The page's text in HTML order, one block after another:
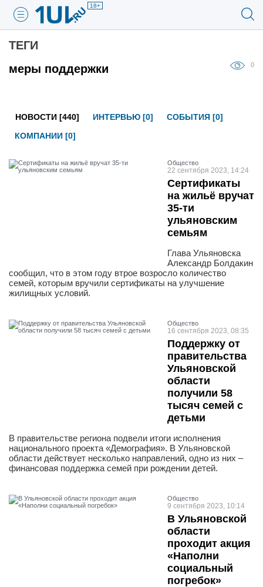
18+
ТЕГИ
меры поддержки
0
НОВОСТИ [440] ИНТЕРВЬЮ [0]
СОБЫТИЯ [0]
КОМПАНИИ [0]
Общество
22 сентября 2023, 14:24
Сертификаты
на жильё вручат
35-ти
ульяновским
семьям
Глава Ульяновска
Александр Болдакин
сообщил, что в этом году втрое возросло количество
семей, которым вручили сертификаты на улучшение
жилищных условий.
Общество
16 сентября 2023, 08:35
Поддержку от
правительства
Ульяновской
области
получили 58
тысяч семей с
детьми
В правительстве региона подвели итоги исполнения
национального проекта «Демография». В Ульяновской
области действует несколько направлений, одно из них –
финансовая поддержка семей при рождении детей.
Общество
9 сентября 2023, 10:14
В Ульяновской
области
проходит акция
«Наполни
социальный
погребок»